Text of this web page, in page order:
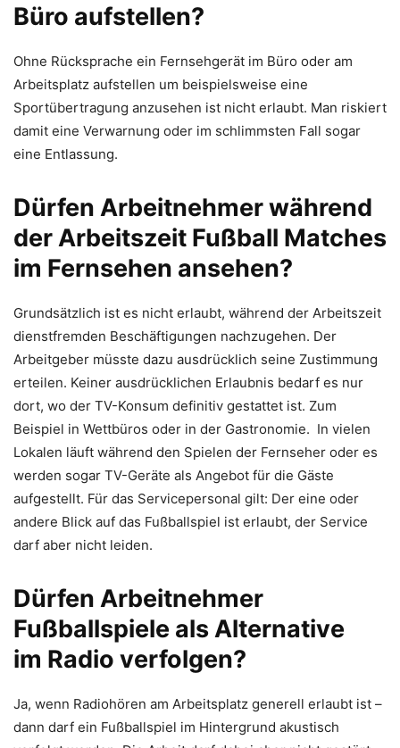
Büro aufstellen?
Ohne Rücksprache ein Fernsehgerät im Büro oder am
Arbeitsplatz aufstellen um beispielsweise eine
Sportübertragung anzusehen ist nicht erlaubt. Man riskiert
damit eine Verwarnung oder im schlimmsten Fall sogar
eine Entlassung.
Dürfen Arbeitnehmer während
der Arbeitszeit Fußball Matches
im Fernsehen ansehen?
Grundsätzlich ist es nicht erlaubt, während der Arbeitszeit
dienstfremden Beschäftigungen nachzugehen. Der
Arbeitgeber müsste dazu ausdrücklich seine Zustimmung
erteilen. Keiner ausdrücklichen Erlaubnis bedarf es nur
dort, wo der TV-Konsum definitiv gestattet ist. Zum
Beispiel in Wettbüros oder in der Gastronomie. In vielen
Lokalen läuft während den Spielen der Fernseher oder es
werden sogar TV-Geräte als Angebot für die Gäste
aufgestellt. Für das Servicepersonal gilt: Der eine oder
andere Blick auf das Fußballspiel ist erlaubt, der Service
darf aber nicht leiden.
Dürfen Arbeitnehmer
Fußballspiele als Alternative
im Radio verfolgen?
Ja, wenn Radiohören am Arbeitsplatz generell erlaubt ist –
dann darf ein Fußballspiel im Hintergrund akustisch